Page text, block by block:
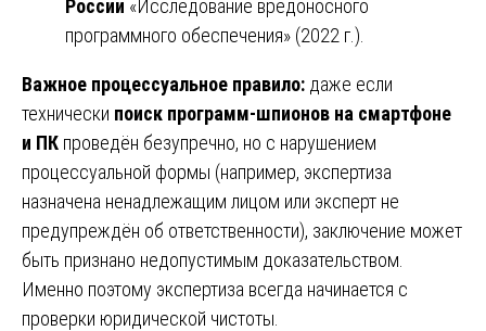
России «Исследование вредоносного
программного обеспечения» (2022 г.).
Важное процессуальное правило: даже если
технически поиск программ-шпионов на смартфоне
и ПК проведён безупречно, но с нарушением
процессуальной формы (например, экспертиза
назначена ненадлежащим лицом или эксперт не
предупреждён об ответственности), заключение может
быть признано недопустимым доказательством.
Именно поэтому экспертиза всегда начинается с
проверки юридической чистоты.